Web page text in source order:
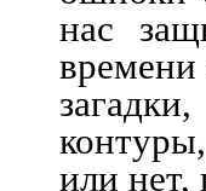
нас
времени
или нет,